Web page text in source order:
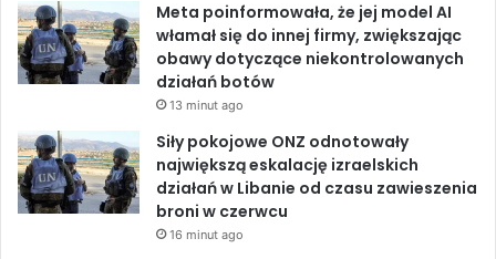
k
n
Meta poinformowała, że jej model AI
włamał się do innej firmy, zwiększając
obawy dotyczące niekontrolowanych
działań botów
13 minut ago
Siły pokojowe ONZ odnotowały
największą eskalację izraelskich
działań w Libanie od czasu zawieszenia
broni w czerwcu
16 minut ago